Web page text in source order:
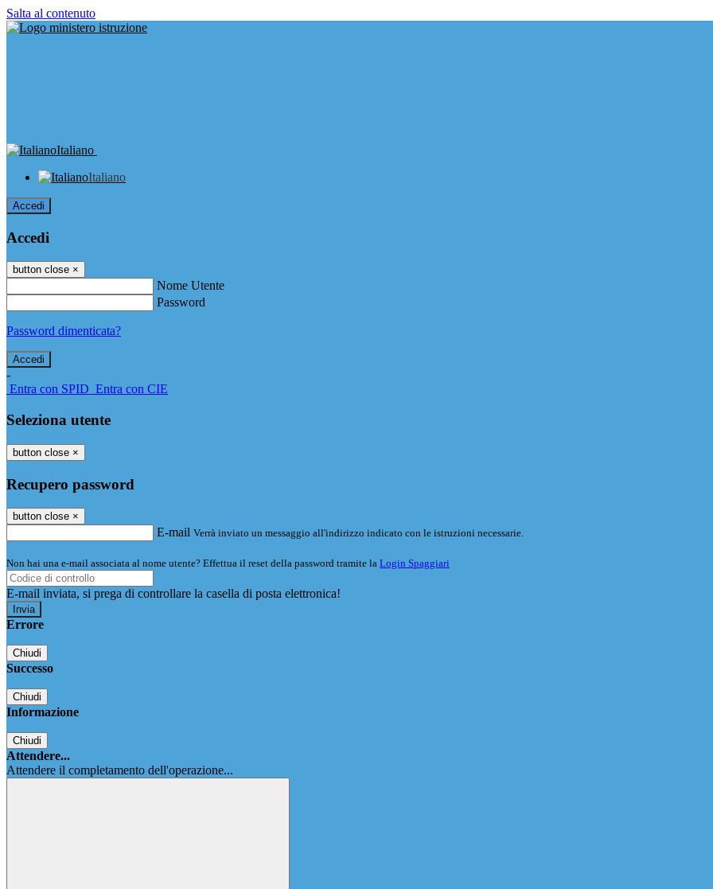
Salta al contenuto
Italiano
Italiano
Accedi
Accedi
button close ×
Nome Utente
Password
Password dimenticata?
-
Entra con SPID Entra con CIE
Seleziona utente
button close ×
Recupero password
button close ×
E-mail Verrà inviato un messaggio all'indirizzo indicato con le istruzioni necessarie.
Non hai una e-mail associata al nome utente? Effettua il reset della password tramite la Login Spaggiari
E-mail inviata, si prega di controllare la casella di posta elettronica!
Errore
Chiudi
Successo
Chiudi
Informazione
Chiudi
Attendere...
Attendere il completamento dell'operazione...